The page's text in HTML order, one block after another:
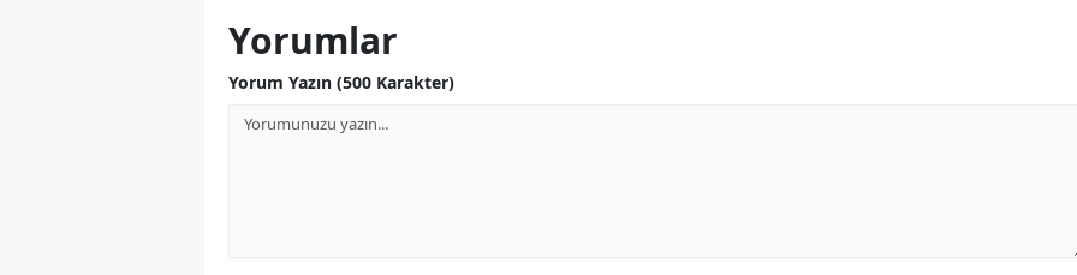
Yorumlar
Yorum Yazın (500 Karakter)